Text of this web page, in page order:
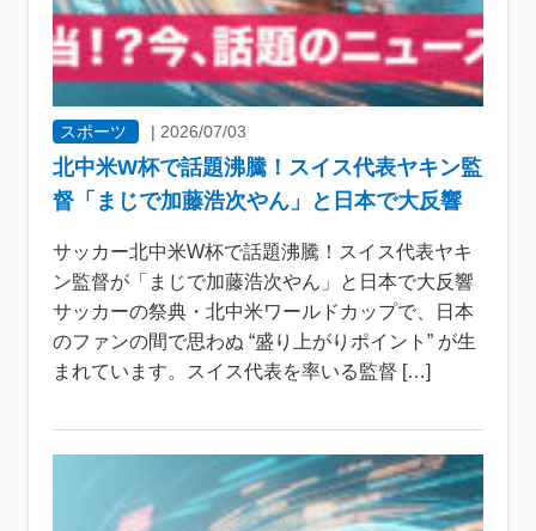
スポーツ | 2026/07/03
北中米W杯で話題沸騰！スイス代表ヤキン監
督「まじで加藤浩次やん」と日本で大反響
サッカー北中米W杯で話題沸騰！スイス代表ヤキ
ン監督が「まじで加藤浩次やん」と日本で大反響
サッカーの祭典・北中米ワールドカップで、日本
のファンの間で思わぬ “盛り上がりポイント” が生
まれています。スイス代表を率いる監督 […]